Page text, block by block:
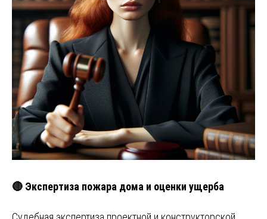
🔴 Экспертиза пожара дома и оценки ущерба